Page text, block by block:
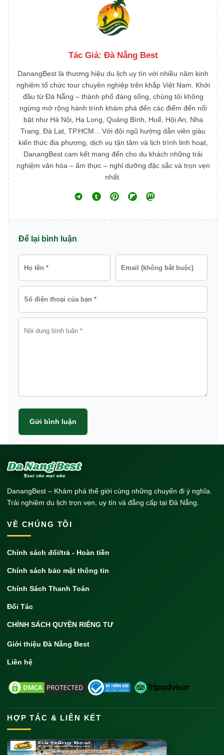
Tác Giả: Đà Nẵng Best
DanangBest là thương hiệu du lịch uy tín với nhiều năm kinh
nghiệm tổ chức tour chuyên nghiệp trên khắp Việt Nam. Khởi
đầu từ Đà Nẵng – thành phố đáng sống, chúng tôi không
ngừng mở rộng hành trình khám phá đến các điểm đến nổi
bật như Hà Nội, Hạ Long, Quảng Bình, Huế, Hội An, Nha
Trang, Đà Lạt, TP.HCM... Với đội ngũ hướng dẫn viên giàu
kiến thức địa phương, dịch vụ tận tâm và lịch trình linh hoạt,
DanangBest cam kết mang đến cho du khách những trải
nghiệm văn hóa – ẩm thực – nghỉ dưỡng đặc sắc và trọn vẹn
nhất.
Để lại bình luận
Gửi bình luận
DanangBest – Khám phá thế giới cùng những chuyến đi ý nghĩa.
Trải nghiệm du lịch trọn vẹn, uy tín và đẳng cấp tại Đà Nẵng.
VỀ CHÚNG TÔI
Chính sách đổi/trả - Hoàn tiền
Chính sách bảo mật thông tin
Chính Sách Thanh Toán
Đối Tác
CHÍNH SÁCH QUYỀN RIÊNG TƯ
Giới thiệu Đà Nẵng Best
Liên hệ
HỢP TÁC & LIÊN KẾT